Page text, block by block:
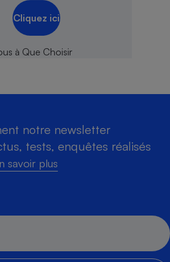
Cliquez ici
notre newsletter
tests, enquêtes réalisés
savoir plus